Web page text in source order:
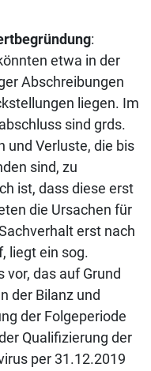
:
etwa in der
Abschreibungen
liegen. Im
sind grds.
und Verluste, die bis
sind, zu
ist, dass diese erst
die Ursachen für
erst nach
liegt ein sog.
das auf Grund
der Bilanz und
der Folgeperiode
Qualifizierung der
per 31.12.2019